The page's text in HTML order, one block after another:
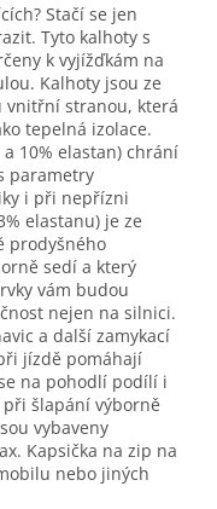
Stačí se jen
Tyto kalhoty s
k vyjížďkám na
Kalhoty jsou ze
vnitřní stranou, která
tepelná izolace.
10% elastan) chrání
parametry
i při nepřízni
elastanu) je ze
prodyšného
sedí a který
vám budou
nejen na silnici.
a další zamykací
jízdě pomáhají
na pohodlí podílí i
při šlapání výborně
vybaveny
Kapsička na zip na
nebo jiných